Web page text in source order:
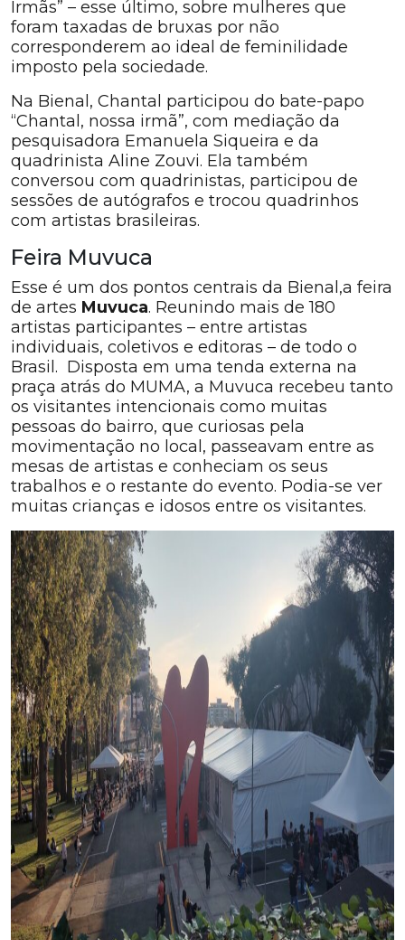
Irmãs” – esse último, sobre mulheres que
foram taxadas de bruxas por não
corresponderem ao ideal de feminilidade
imposto pela sociedade.
Na Bienal, Chantal participou do bate-papo
“Chantal, nossa irmã”, com mediação da
pesquisadora Emanuela Siqueira e da
quadrinista Aline Zouvi. Ela também
conversou com quadrinistas, participou de
sessões de autógrafos e trocou quadrinhos
com artistas brasileiras.
Feira Muvuca
Esse é um dos pontos centrais da Bienal,a feira
de artes Muvuca. Reunindo mais de 180
artistas participantes – entre artistas
individuais, coletivos e editoras – de todo o
Brasil. Disposta em uma tenda externa na
praça atrás do MUMA, a Muvuca recebeu tanto
os visitantes intencionais como muitas
pessoas do bairro, que curiosas pela
movimentação no local, passeavam entre as
mesas de artistas e conheciam os seus
trabalhos e o restante do evento. Podia-se ver
muitas crianças e idosos entre os visitantes.